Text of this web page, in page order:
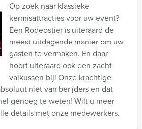
Op zoek naar klassieke
kermisattracties voor uw event?
Een Rodeostier is uiteraard de
meest uitdagende manier om uw
gasten te vermaken. En daar
hoort uiteraard ook een zacht
valkussen bij! Onze krachtige
niet van berijders en dat
genoeg te weten! Wilt u meer
details met onze medewerkers.